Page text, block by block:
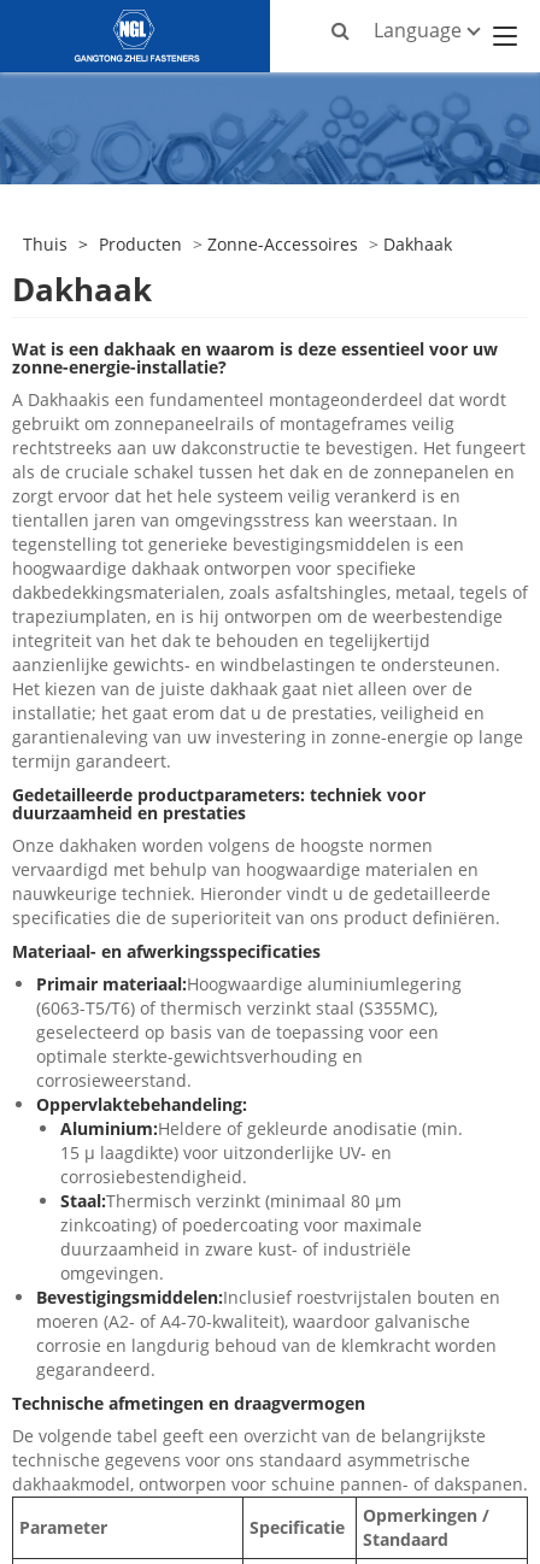
Language
Thuis > Producten > Zonne-Accessoires > Dakhaak
Dakhaak
Wat is een dakhaak en waarom is deze essentieel voor uw
zonne-energie-installatie?
A Dakhaakis een fundamenteel montageonderdeel dat wordt
gebruikt om zonnepaneelrails of montageframes veilig
rechtstreeks aan uw dakconstructie te bevestigen. Het fungeert
als de cruciale schakel tussen het dak en de zonnepanelen en
zorgt ervoor dat het hele systeem veilig verankerd is en
tientallen jaren van omgevingsstress kan weerstaan. In
tegenstelling tot generieke bevestigingsmiddelen is een
hoogwaardige dakhaak ontworpen voor specifieke
dakbedekkingsmaterialen, zoals asfaltshingles, metaal, tegels of
trapeziumplaten, en is hij ontworpen om de weerbestendige
integriteit van het dak te behouden en tegelijkertijd
aanzienlijke gewichts- en windbelastingen te ondersteunen.
Het kiezen van de juiste dakhaak gaat niet alleen over de
installatie; het gaat erom dat u de prestaties, veiligheid en
garantienaleving van uw investering in zonne-energie op lange
termijn garandeert.
Gedetailleerde productparameters: techniek voor
duurzaamheid en prestaties
Onze dakhaken worden volgens de hoogste normen
vervaardigd met behulp van hoogwaardige materialen en
nauwkeurige techniek. Hieronder vindt u de gedetailleerde
specificaties die de superioriteit van ons product definiëren.
Materiaal- en afwerkingsspecificaties
Primair materiaal:Hoogwaardige aluminiumlegering
(6063-T5/T6) of thermisch verzinkt staal (S355MC),
geselecteerd op basis van de toepassing voor een
optimale sterkte-gewichtsverhouding en
corrosieweerstand.
Oppervlaktebehandeling:
Aluminium:Heldere of gekleurde anodisatie (min.
15 µ laagdikte) voor uitzonderlijke UV- en
corrosiebestendigheid.
Staal:Thermisch verzinkt (minimaal 80 µm
zinkcoating) of poedercoating voor maximale
duurzaamheid in zware kust- of industriële
omgevingen.
Bevestigingsmiddelen:Inclusief roestvrijstalen bouten en
moeren (A2- of A4-70-kwaliteit), waardoor galvanische
corrosie en langdurig behoud van de klemkracht worden
gegarandeerd.
Technische afmetingen en draagvermogen
De volgende tabel geeft een overzicht van de belangrijkste
technische gegevens voor ons standaard asymmetrische
dakhaakmodel, ontworpen voor schuine pannen- of dakspanen.
Parameter
Specificatie
Opmerkingen /
Standaard